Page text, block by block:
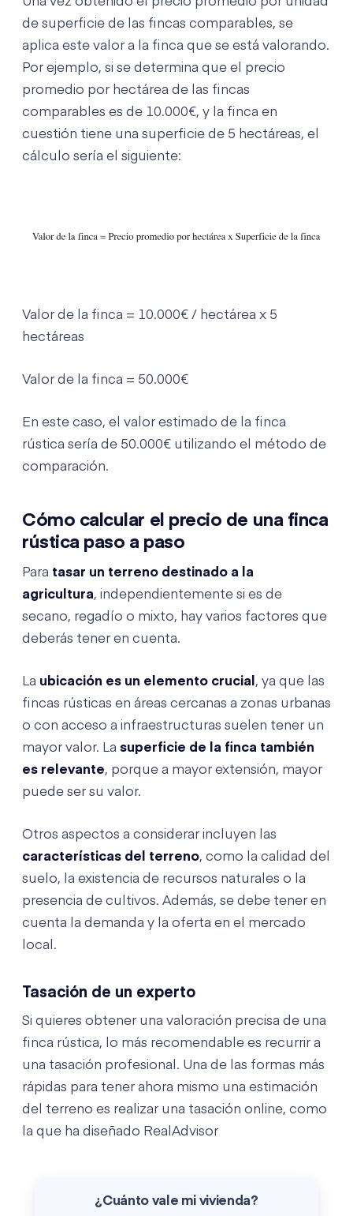
de superficie de las fincas comparables, se
aplica este valor a la finca que se está valorando.
Por ejemplo, si se determina que el precio
promedio por hectárea de las fincas
comparables es de 10.000€, y la finca en
cuestión tiene una superficie de 5 hectáreas, el
cálculo sería el siguiente:
Valor de la finca = 10.000€ / hectárea x 5
hectáreas
Valor de la finca = 50.000€
En este caso, el valor estimado de la finca
rústica sería de 50.000€ utilizando el método de
comparación.
Cómo calcular el precio de una finca
rústica paso a paso
Para tasar un terreno destinado a la
agricultura, independientemente si es de
secano, regadío o mixto, hay varios factores que
deberás tener en cuenta.
La ubicación es un elemento crucial , ya que las
fincas rústicas en áreas cercanas a zonas urbanas
o con acceso a infraestructuras suelen tener un
mayor valor. La superficie de la finca también
es relevante, porque a mayor extensión, mayor
puede ser su valor.
Otros aspectos a considerar incluyen las
características del terreno, como la calidad del
suelo, la existencia de recursos naturales o la
presencia de cultivos. Además, se debe tener en
cuenta la demanda y la oferta en el mercado
local.
Tasación de un experto
Si quieres obtener una valoración precisa de una
finca rústica, lo más recomendable es recurrir a
una tasación profesional. Una de las formas más
rápidas para tener ahora mismo una estimación
del terreno es realizar una tasación online, como
la que ha diseñado RealAdvisor
¿Cuánto vale mi vivienda?